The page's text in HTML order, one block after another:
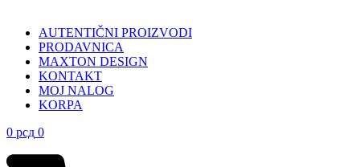
AUTENTIČNI PROIZVODI
PRODAVNICA
MAXTON DESIGN
KONTAKT
MOJ NALOG
KORPA
0 рсд 0